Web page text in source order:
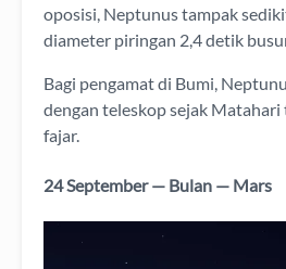
oposisi, Neptunus tampak
diameter piringan 2,4 detik
Bagi pengamat di Bumi,
dengan teleskop sejak Matahari
fajar.
24 September — Bulan — Mars